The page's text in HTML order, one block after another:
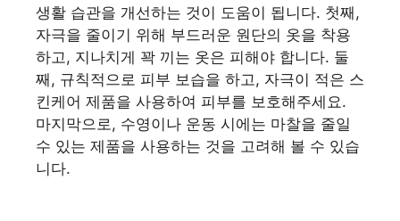
생활 습관을 개선하는 것이 도움이 됩니다. 첫째,
자극을 줄이기 위해 부드러운 원단의 옷을 착용
하고, 지나치게 꽉 끼는 옷은 피해야 합니다. 둘
째, 규칙적으로 피부 보습을 하고, 자극이 적은 스
킨케어 제품을 사용하여 피부를 보호해주세요.
마지막으로, 수영이나 운동 시에는 마찰을 줄일
수 있는 제품을 사용하는 것을 고려해 볼 수 있습
니다.